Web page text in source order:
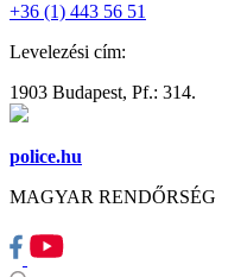
+36 (1) 443 56 51
Levelezési cím:
1903 Budapest, Pf.: 314.
police.hu
MAGYAR RENDŐRSÉG